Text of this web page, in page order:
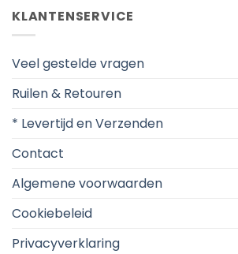
KLANTENSERVICE
Veel gestelde vragen
Ruilen & Retouren
* Levertijd en Verzenden
Contact
Algemene voorwaarden
Cookiebeleid
Privacyverklaring